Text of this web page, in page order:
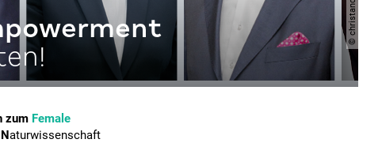
zum Female
Naturwissenschaft